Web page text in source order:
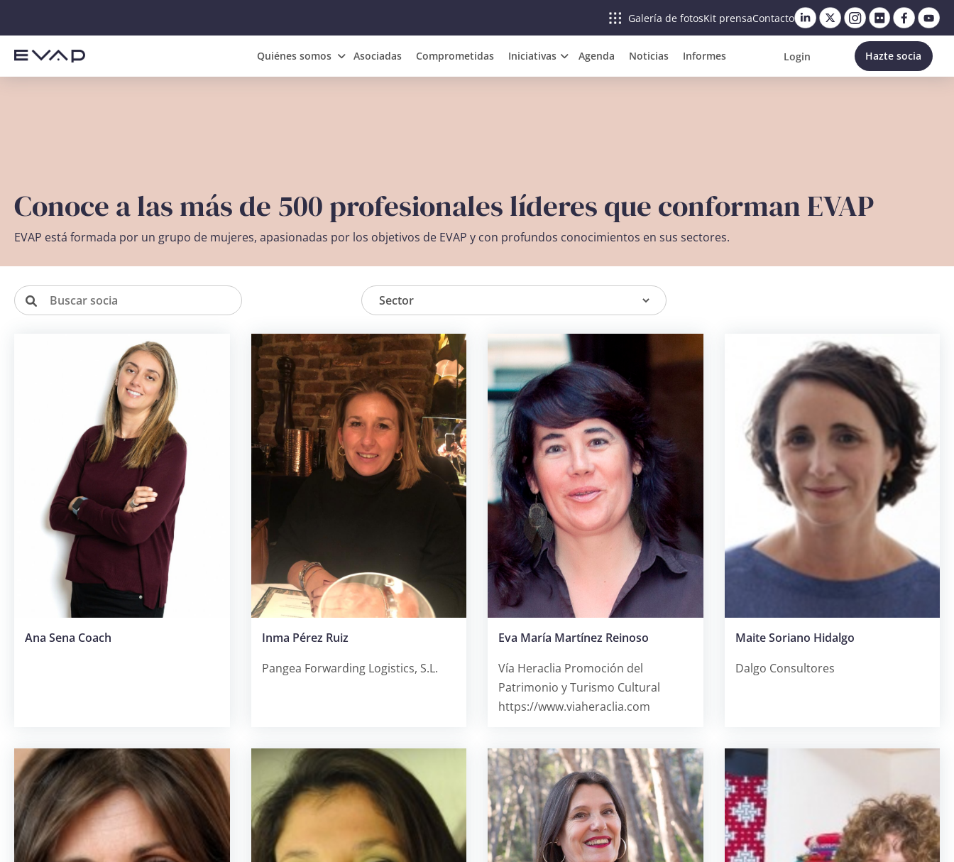
Galería de fotosKit prensaContacto
Quiénes somos Asociadas Comprometidas Iniciativas Agenda Noticias Informes Login Hazte socia
Conoce a las más de 500 profesionales líderes que conforman EVAP
EVAP está formada por un grupo de mujeres, apasionadas por los objetivos de EVAP y con profundos conocimientos en sus sectores.
Ana Sena Coach
Inma Pérez Ruiz
Pangea Forwarding Logistics, S.L.
Eva María Martínez Reinoso
Vía Heraclia Promoción del
Patrimonio y Turismo Cultural
https://www.viaheraclia.com
Maite Soriano Hidalgo
Dalgo Consultores